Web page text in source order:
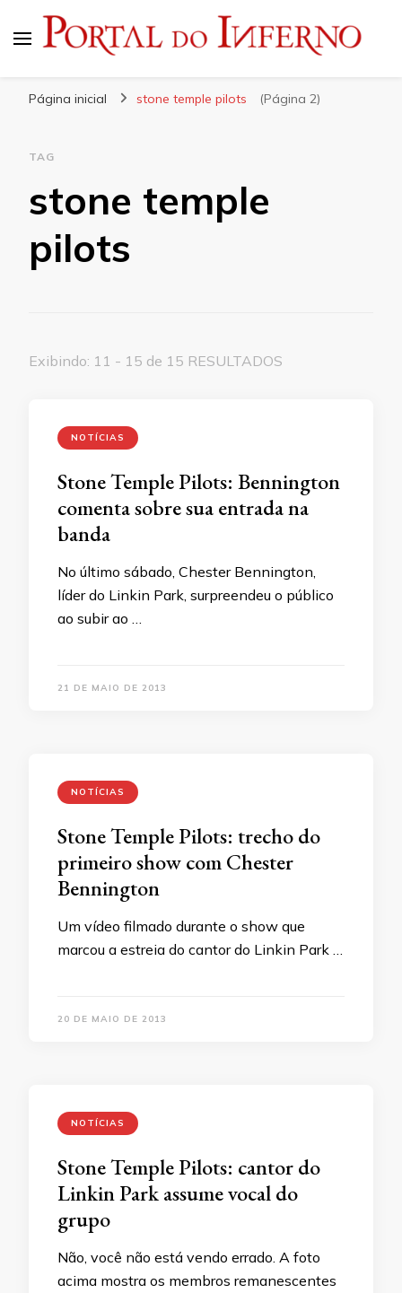
Página inicial stone temple pilots (Página 2)
TAG
stone temple
pilots
Exibindo: 11 - 15 de 15 RESULTADOS
NOTÍCIAS
Stone Temple Pilots: Bennington
comenta sobre sua entrada na
banda
No último sábado, Chester Bennington,
líder do Linkin Park, surpreendeu o público
ao subir ao …
21 DE MAIO DE 2013
NOTÍCIAS
Stone Temple Pilots: trecho do
primeiro show com Chester
Bennington
Um vídeo filmado durante o show que
marcou a estreia do cantor do Linkin Park …
20 DE MAIO DE 2013
NOTÍCIAS
Stone Temple Pilots: cantor do
Linkin Park assume vocal do
grupo
Não, você não está vendo errado. A foto
acima mostra os membros remanescentes